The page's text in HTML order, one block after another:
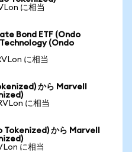
に相当
Bond ETF (Ondo
(Ondo
に相当
から Marvell
に相当
から Marvell
に相当